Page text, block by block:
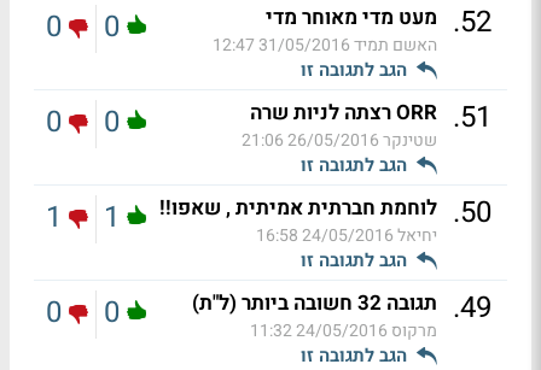
52
. מעט מדי מאוחר מדי
האשם תמיד31/05/2016 12:47
הגב לתגובה זו
0
0
51
. ORR רצתה לניות שרה
שטינקר26/05/2016 21:06
הגב לתגובה זו
0
0
50
. לוחמת חברתית אמיתית , שאפו!!
יחיאל24/05/2016 16:58
הגב לתגובה זו
1
1
49
. תגובה 32 חשובה ביותר (ל"ת)
מרקוס 24/05/2016 11:32
הגב לתגובה זו
0
0